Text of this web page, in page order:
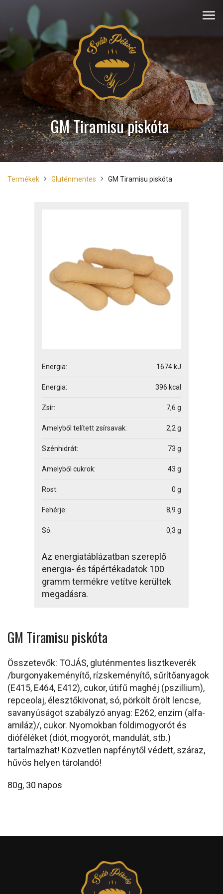
GM Tiramisu piskóta
Termékek Gluténmentes GM Tiramisu piskóta
Energia: 1674 kJ
Energia: 396 kcal
Zsír: 7,6 g
Amelyből telített zsírsavak: 2,2 g
Szénhidrát: 73 g
Amelyből cukrok: 43 g
Rost: 0 g
Fehérje: 8,9 g
Só: 0,3 g
Az energiatáblázatban szereplő
energia- és tápértékadatok 100
gramm termékre vetítve kerültek
megadásra.
GM Tiramisu piskóta
Összetevők: TOJÁS, gluténmentes lisztkeverék
/burgonyakeményítő, rízskeményítő, sűrítőanyagok
(E415, E464, E412), cukor, útifű maghéj (pszillium),
repceolaj, élesztőkivonat, só, pörkölt őrölt lencse,
savanyúságot szabályzó anyag: E262, enzim (alfa-
amiláz)/, cukor. Nyomokban földimogyorót és
dióféléket (diót, mogyorót, mandulát, stb.)
tartalmazhat! Közvetlen napfénytől védett, száraz,
hűvös helyen tárolandó!
80g, 30 napos